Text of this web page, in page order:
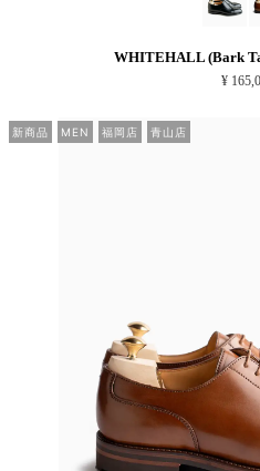
WHITEHALL (Bark
¥
新商品 MEN 福岡店 青山店